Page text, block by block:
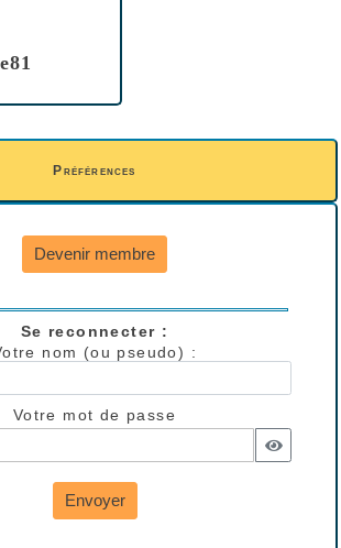
Préférences
Devenir membre
Se reconnecter :
nom (ou pseudo) :
Votre mot de passe
Envoyer